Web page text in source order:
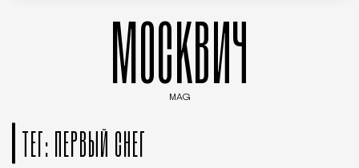
МОСКВИЧ
MAG
ТЕГ: ПЕРВЫЙ СНЕГ